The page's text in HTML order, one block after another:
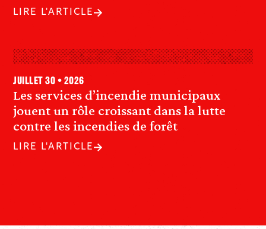
LIRE L'ARTICLE
Les services d’incendie municipaux
jouent un rôle croissant dans la lutte
contre les incendies de forêt
juillet 30 • 2026
LIRE L'ARTICLE